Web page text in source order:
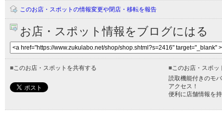
このお店・スポットの情報変更や閉店・移転を報告
お店・スポット情報をブログにはる
■このお店・スポットを共有する ■このお店・スポッ
読取機能付きのモ
アクセス！
便利に店舗情報を